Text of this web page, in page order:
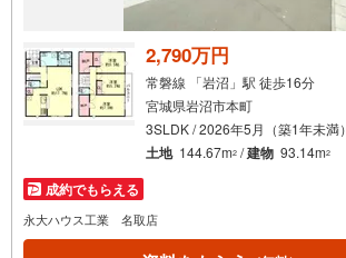
2,790万円
常磐線 「岩沼」駅 徒歩16分
宮城県岩沼市本町
3SLDK / 2026年5月（築1年未満）
土地 144.67m2 /建物 93.14m2
成約でもらえる
永大ハウス工業 名取店